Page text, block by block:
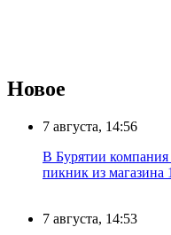
Новое
7 августа, 14:56
В Бурятии
пикник из
7 августа, 14:53